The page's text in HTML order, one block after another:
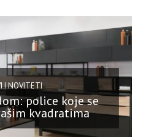
I NOVITETI
police koje se
kvadratima